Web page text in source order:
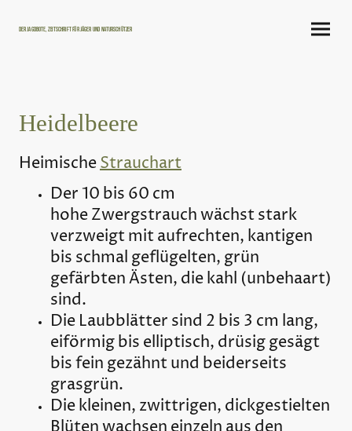
Der Jagdbote, Zeitschrift für Jäger und Naturschützer
Heidelbeere
HeimischeStrauchart
Der 10 bis 60 cm
hohe Zwergstrauch wächst stark
verzweigt mit aufrechten, kantigen
bis schmal geflügelten, grün
gefärbten Ästen, die kahl (unbehaart)
sind.
Die Laubblätter sind 2 bis 3 cm lang,
eiförmig bis elliptisch, drüsig gesägt
bis fein gezähnt und beiderseits
grasgrün.
Die kleinen, zwittrigen, dickgestielten